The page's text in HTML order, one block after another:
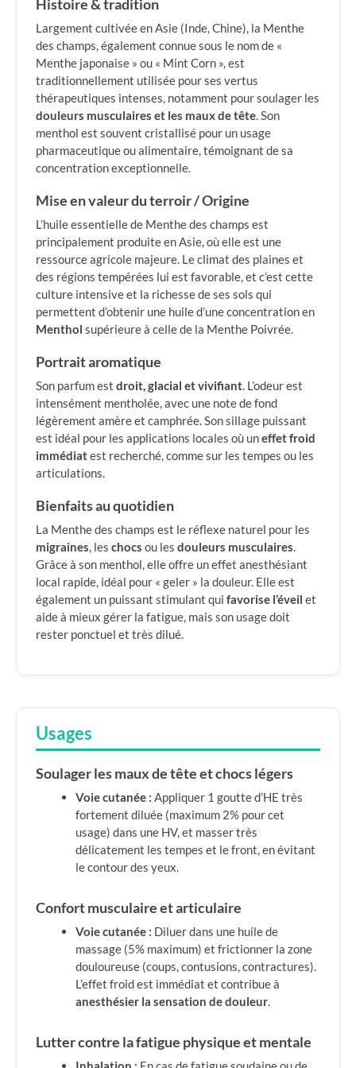
Histoire & tradition
Largement cultivée en Asie (Inde, Chine), la Menthe
des champs, également connue sous le nom de «
Menthe japonaise » ou « Mint Corn », est
traditionnellement utilisée pour ses vertus
thérapeutiques intenses, notamment pour soulager les
douleurs musculaires et les maux de tête. Son
menthol est souvent cristallisé pour un usage
pharmaceutique ou alimentaire, témoignant de sa
concentration exceptionnelle.
Mise en valeur du terroir / Origine
L’huile essentielle de Menthe des champs est
principalement produite en Asie, où elle est une
ressource agricole majeure. Le climat des plaines et
des régions tempérées lui est favorable, et c’est cette
culture intensive et la richesse de ses sols qui
permettent d’obtenir une huile d’une concentration en
Menthol supérieure à celle de la Menthe Poivrée.
Portrait aromatique
Son parfum est droit, glacial et vivifiant. L’odeur est
intensément mentholée, avec une note de fond
légèrement amère et camphrée. Son sillage puissant
est idéal pour les applications locales où uneffet froid
immédiatest recherché, comme sur les tempes ou les
articulations.
Bienfaits au quotidien
La Menthe des champs est le réflexe naturel pour les
migraines, les chocs ou les douleurs musculaires.
Grâce à son menthol, elle offre un effet anesthésiant
local rapide, idéal pour « geler » la douleur. Elle est
également un puissant stimulant qui favorise l’éveil et
aide à mieux gérer la fatigue, mais son usage doit
rester ponctuel et très dilué.
Usages
Soulager les maux de tête et chocs légers
Voie cutanée : Appliquer 1 goutte d’HE très
fortement diluée (maximum 2% pour cet
usage) dans une HV, et masser très
délicatement les tempes et le front, en évitant
le contour des yeux.
Confort musculaire et articulaire
Voie cutanée : Diluer dans une huile de
massage (5% maximum) et frictionner la zone
douloureuse (coups, contusions, contractures).
L’effet froid est immédiat et contribue à
anesthésier la sensation de douleur.
Lutter contre la fatigue physique et mentale